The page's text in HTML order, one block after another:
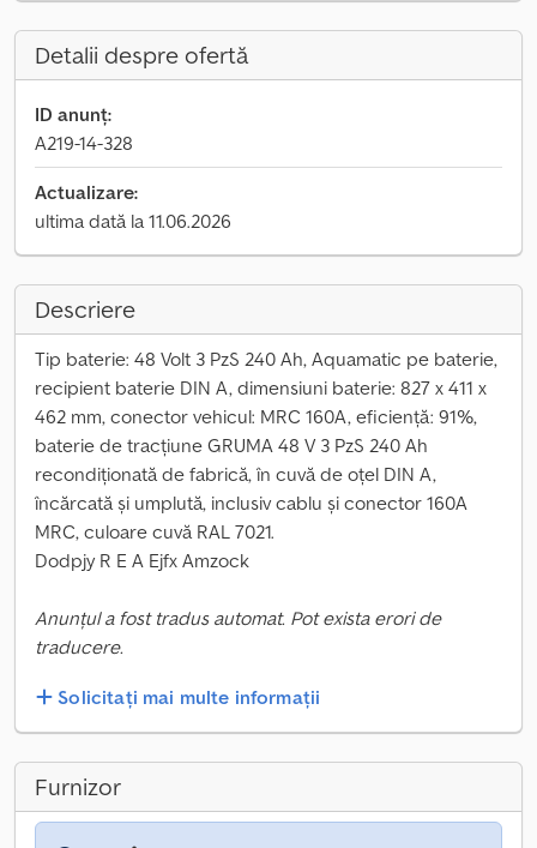
Detalii despre ofertă
ID anunț:
A219-14-328
Actualizare:
ultima dată la 11.06.2026
Descriere
Tip baterie: 48 Volt 3 PzS 240 Ah, Aquamatic pe baterie,
recipient baterie DIN A, dimensiuni baterie: 827 x 411 x
462 mm, conector vehicul: MRC 160A, eficiență: 91%,
baterie de tracțiune GRUMA 48 V 3 PzS 240 Ah
recondiționată de fabrică, în cuvă de oțel DIN A,
încărcată și umplută, inclusiv cablu și conector 160A
MRC, culoare cuvă RAL 7021.
Dodpjy R E A Ejfx Amzock
Anunțul a fost tradus automat. Pot exista erori de
traducere.
Solicitați mai multe informații
Furnizor